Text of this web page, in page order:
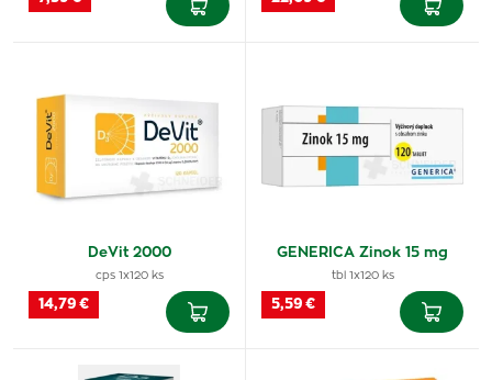
DeVit 2000
cps 1x120 ks
14,79 €
GENERICA Zinok 15 mg
tbl 1x120 ks
5,59 €